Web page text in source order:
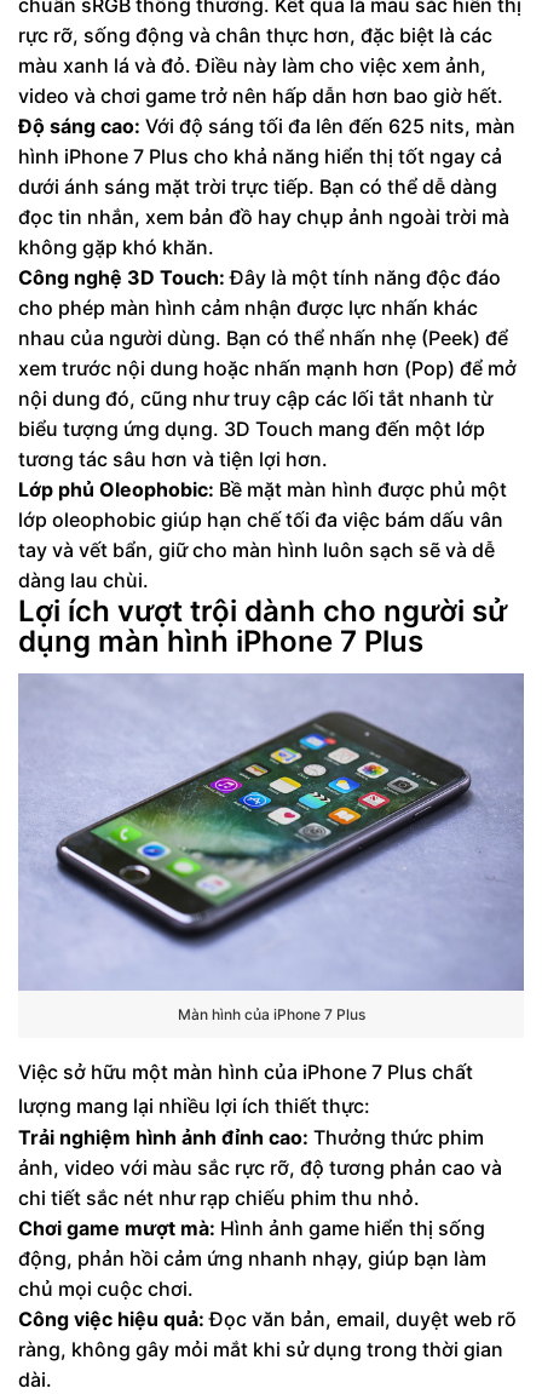
chuẩn sRGB thông thường. Kết quả là màu sắc hiển thị
rực rỡ, sống động và chân thực hơn, đặc biệt là các
màu xanh lá và đỏ. Điều này làm cho việc xem ảnh,
video và chơi game trở nên hấp dẫn hơn bao giờ hết.
Độ sáng cao: Với độ sáng tối đa lên đến 625 nits, màn
hình iPhone 7 Plus cho khả năng hiển thị tốt ngay cả
dưới ánh sáng mặt trời trực tiếp. Bạn có thể dễ dàng
đọc tin nhắn, xem bản đồ hay chụp ảnh ngoài trời mà
không gặp khó khăn.
Công nghệ 3D Touch: Đây là một tính năng độc đáo
cho phép màn hình cảm nhận được lực nhấn khác
nhau của người dùng. Bạn có thể nhấn nhẹ (Peek) để
xem trước nội dung hoặc nhấn mạnh hơn (Pop) để mở
nội dung đó, cũng như truy cập các lối tắt nhanh từ
biểu tượng ứng dụng. 3D Touch mang đến một lớp
tương tác sâu hơn và tiện lợi hơn.
Lớp phủ Oleophobic: Bề mặt màn hình được phủ một
lớp oleophobic giúp hạn chế tối đa việc bám dấu vân
tay và vết bẩn, giữ cho màn hình luôn sạch sẽ và dễ
dàng lau chùi.
Lợi ích vượt trội dành cho người sử
dụng màn hình iPhone 7 Plus
Màn hình của iPhone 7 Plus
Việc sở hữu một màn hình của iPhone 7 Plus chất
lượng mang lại nhiều lợi ích thiết thực:
Trải nghiệm hình ảnh đỉnh cao: Thưởng thức phim
ảnh, video với màu sắc rực rỡ, độ tương phản cao và
chi tiết sắc nét như rạp chiếu phim thu nhỏ.
Chơi game mượt mà: Hình ảnh game hiển thị sống
động, phản hồi cảm ứng nhanh nhạy, giúp bạn làm
chủ mọi cuộc chơi.
Công việc hiệu quả: Đọc văn bản, email, duyệt web rõ
ràng, không gây mỏi mắt khi sử dụng trong thời gian
dài.